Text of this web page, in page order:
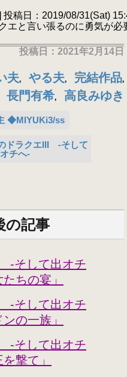
投稿日：2019/08/31(Sat)
と言い張るのに勇気が必
投稿日： 2021年2月14日
夫, やる夫, 完結作品,
長門有希, 高良みゆき
◆MIYUKi3/ss
ドラクエIII -そして
チへ-
の記事
-そして出オチ
ちの宴」
-そして出オチ
の一族」
-そして出オチ
撃て」